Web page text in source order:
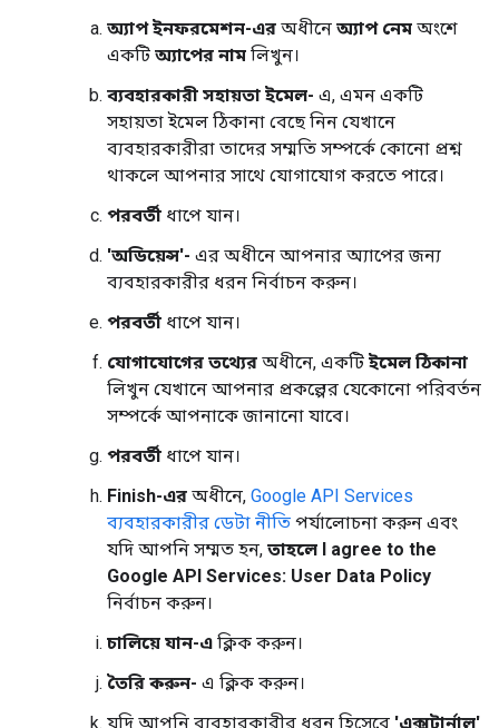
অ্যাপ ইনফরমেশন-এর অধীনে অ্যাপ নেম অংশে
একটি অ্যাপের নাম লিখুন।
ব্যবহারকারী সহায়তা ইমেল- এ, এমন একটি
সহায়তা ইমেল ঠিকানা বেছে নিন যেখানে
ব্যবহারকারীরা তাদের সম্মতি সম্পর্কে কোনো প্রশ্ন
থাকলে আপনার সাথে যোগাযোগ করতে পারে।
পরবর্তী ধাপে যান।
'অডিয়েন্স'- এর অধীনে আপনার অ্যাপের জন্য
ব্যবহারকারীর ধরন নির্বাচন করুন।
পরবর্তী ধাপে যান।
যোগাযোগের তথ্যের অধীনে, একটি ইমেল ঠিকানা
লিখুন যেখানে আপনার প্রকল্পের যেকোনো পরিবর্তন
সম্পর্কে আপনাকে জানানো যাবে।
পরবর্তী ধাপে যান।
Finish-এর অধীনে, Google API Services
ব্যবহারকারীর ডেটা নীতি পর্যালোচনা করুন এবং
যদি আপনি সম্মত হন, তাহলে I agree to the
Google API Services: User Data Policy
নির্বাচন করুন।
চালিয়ে যান-এ ক্লিক করুন।
তৈরি করুন- এ ক্লিক করুন।
যদি আপনি ব্যবহারকারীর ধরন হিসেবে 'এক্সটার্নাল'